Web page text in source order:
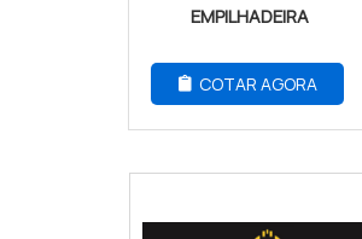
EMPILHADEIRA
COTAR AGORA